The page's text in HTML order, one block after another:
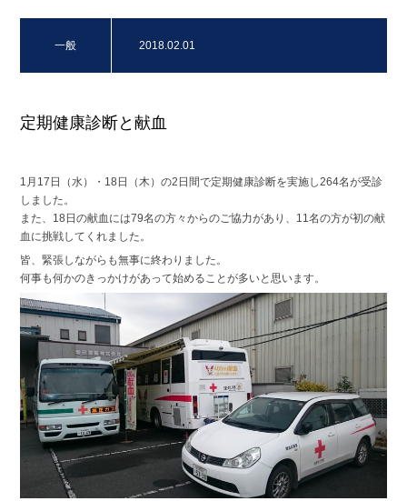
一般 2018.02.01
定期健康診断と献血
1月17日（水）・18日（木）の2日間で定期健康診断を実施し264名が受診
しました。
また、18日の献血には79名の方々からのご協力があり、11名の方が初の献
血に挑戦してくれました。
皆、緊張しながらも無事に終わりました。
何事も何かのきっかけがあって始めることが多いと思います。